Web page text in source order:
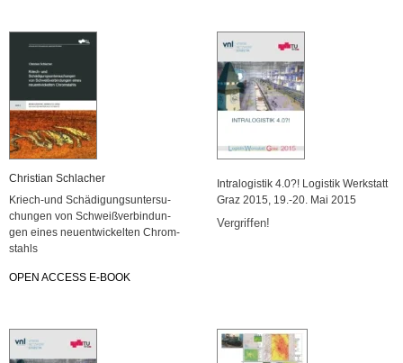
Chris­ti­an Schla­cher
Kriech-und Schä­di­gungs­un­ter­su­
chun­gen von Schweiß­ver­bin­dun­
gen eines neu­ent­wi­ckel­ten Chrom­
stahls
OPEN AC­CESS E-BOOK
In­tra­lo­gis­tik 4.0?! Lo­gis­tik Werk­statt
Graz 2015, 19.-20. Mai 2015
Ver­grif­fen!